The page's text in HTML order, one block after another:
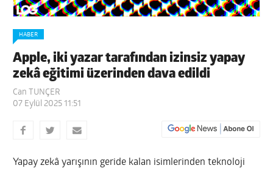
HABER
Apple, iki yazar tarafından izinsiz yapay
zekâ eğitimi üzerinden dava edildi
Can TUNÇER
07 Eylül 2025 11:51
Yapay zekâ yarışının geride kalan isimlerinden teknoloji